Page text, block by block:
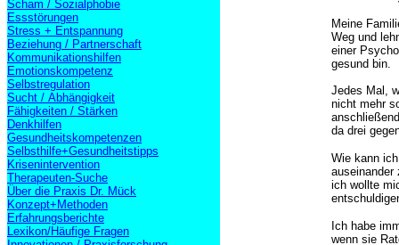
Scham / Sozialphobie
Essstörungen
Stress + Entspannung
Beziehung / Partnerschaft
Kommunikationshilfen
Emotionskompetenz
Selbstregulation
Sucht / Abhängigkeit
Fähigkeiten / Stärken
Denkhilfen
Gesundheitskompetenzen
Selbsthilfe+Gesundheitstipps
Krisenintervention
Therapeuten-Suche
Über die Praxis Dr. Mück
Konzept+Methoden
Erfahrungsberichte
Lexikon/Häufige Fragen
Meine
Weg und
einer
gesund bin.
Jedes Mal,
nicht mehr
da drei
Wie kann
auseinander
ich wollte
Ich habe
wenn sie